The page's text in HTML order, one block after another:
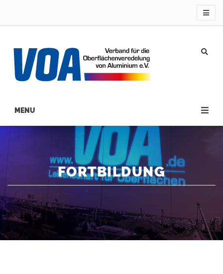
navigation
FORTBILDUNG